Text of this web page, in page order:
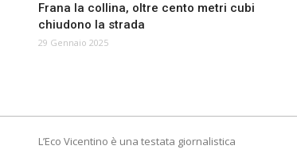
Frana la collina, oltre cento metri cubi
chiudono la strada
29 Gennaio 2025
L’Eco Vicentino è una testata giornalistica